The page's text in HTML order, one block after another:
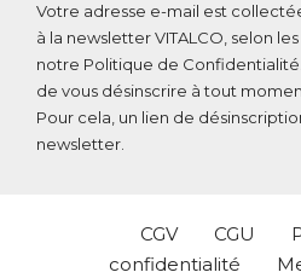
Votre adresse e-mail est
à la newsletter VITALCO, selon
notre Politique de Confidentialité
de vous désinscrire à tout
Pour cela, un lien de
newsletter.
CGV CGU
confidentialité